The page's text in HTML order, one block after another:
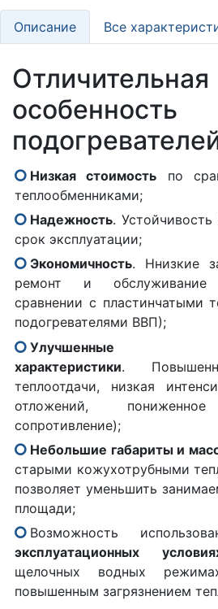
Описание Все
Отличительная
особенность
Низкая стоимость по
теплообменниками;
Надежность.
срок эксплуатации;
Экономичность. Ннизкие
ремонт и обслуживание
сравнении с пластинчатыми
подогревателями ВВП);
Улучшенные
характеристики.
теплоотдачи, низкая
отложений, пониженное
сопротивление);
Небольшие габариты и
старыми кожухотрубными
позволяет уменьшить
площади;
Возможность
эксплуатационных
щелочных водных
повышенным загрязнением